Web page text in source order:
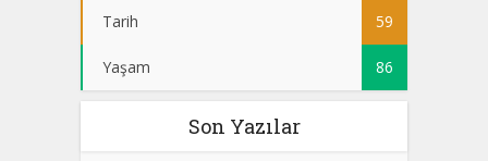
Tarih 59
Yaşam 86
Son Yazılar